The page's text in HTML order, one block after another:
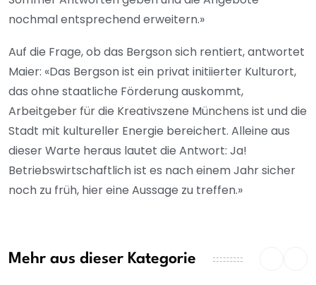
nochmal entsprechend erweitern.»
Auf die Frage, ob das Bergson sich rentiert, antwortet
Maier: «Das Bergson ist ein privat initiierter Kulturort,
das ohne staatliche Förderung auskommt,
Arbeitgeber für die Kreativszene Münchens ist und die
Stadt mit kultureller Energie bereichert. Alleine aus
dieser Warte heraus lautet die Antwort: Ja!
Betriebswirtschaftlich ist es nach einem Jahr sicher
noch zu früh, hier eine Aussage zu treffen.»
Mehr aus dieser Kategorie